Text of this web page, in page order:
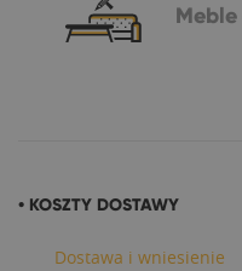
Meble
• KOSZTY DOSTAWY
Dostawa i wniesienie